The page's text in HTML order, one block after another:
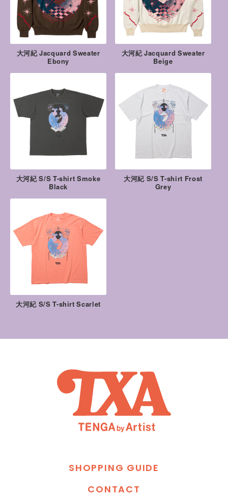
大河紀 Jacquard Sweater
Ebony
大河紀 Jacquard Sweater
Beige
大河紀 S/S T-shirt Smoke
Black
大河紀 S/S T-shirt Frost
Grey
大河紀 S/S T-shirt Scarlet
SHOPPING GUIDE
CONTACT